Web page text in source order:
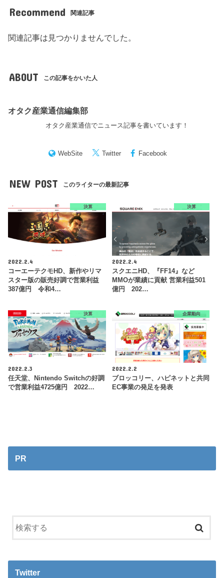
Recommend 関連記事
関連記事は見つかりませんでした。
ABOUT この記事をかいた人
オタク産業通信編集部
オタク産業通信でニュース記事を書いています！
WebSite Twitter Facebook
NEW POST このライターの最新記事
決算
2022.2.4
コーエーテクモHD、新作やリマ
スター版の販売好調で営業利益
387億円 令和4…
決算
2022.2.4
スクエニHD、『FF14』など
MMOが業績に貢献 営業利益501
億円 202…
決算
2022.2.3
任天堂、Nintendo Switchの好調
で営業利益4725億円 2022…
企業動向
2022.2.2
ブロッコリー、ハピネットと共同
EC事業の発足を発表
PR
Twitter